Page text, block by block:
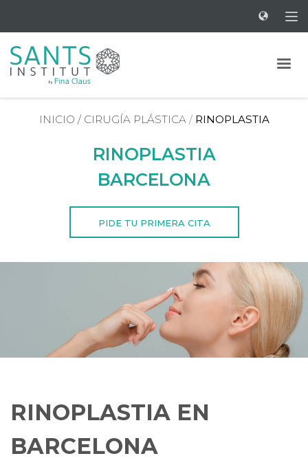
INICIO / CIRUGÍA PLÁSTICA/ RINOPLASTIA
RINOPLASTIA
BARCELONA
PIDE TU PRIMERA CITA
RINOPLASTIA EN
BARCELONA